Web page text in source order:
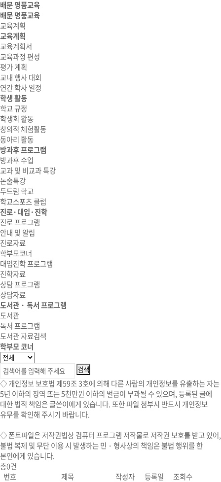
배문 명품교육
배문 명품교육
교육계획
교육계획
교육계획서
교육과정 편성
평가 계획
교내 행사 대회
연간 학사 일정
학생 활동
학교 규정
학생회 활동
창의적 체험활동
동아리 활동
방과후 프로그램
방과후 수업
교과 및 비교과 특강
논술특강
두드림 학교
학교스포츠 클럽
진로·대입·진학
진로 프로그램
안내 및 알림
진로자료
학부모코너
대입진학 프로그램
진학자료
상담 프로그램
상담자료
도서관 · 독서 프로그램
도서관
독서 프로그램
도서관 자료검색
학부모 코너
◇ 개인정보 보호법 제59조 3호에 의해 다른 사람의 개인정보를 유출하는 자는
5년 이하의 징역 또는 5천만원 이하의 벌금이 부과될 수 있으며, 등록된 글에
대한 법적 책임은 글쓴이에게 있습니다. 또한 파일 첨부시 반드시 개인정보
유무를 확인해 주시기 바랍니다.
◇폰트파일은 저작권법상 컴퓨터 프로그램 저작물로 저작권 보호를 받고 있어,
불법 복제 및 무단 이용 시 발생하는 민・형사상의 책임은 불법 행위를 한
본인에게 있습니다.
총0건
번호
제목 작성자 등록일 조회수